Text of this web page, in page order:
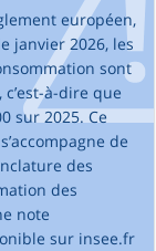
européen,
janvier 2026, les
sont
à-dire que
sur 2025. Ce
de
des
des
note
sur insee.fr